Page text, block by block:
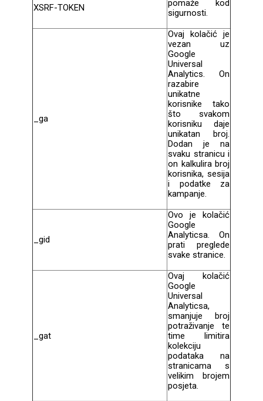
XSRF-TOKEN
pomaže kod
sigurnosti.
_ga
Ovaj kolačić je
vezan uz
Google
Universal
Analytics. On
razabire
unikatne
korisnike tako
što svakom
korisniku daje
unikatan broj.
Dodan je na
svaku stranicu i
on kalkulira broj
korisnika, sesija
i podatke za
kampanje.
_gid
Ovo je kolačić
Google
Analyticsa. On
prati preglede
svake stranice.
_gat
Ovaj kolačić
Google
Universal
Analyticsa,
smanjuje broj
potraživanje te
time limitira
kolekciju
podataka na
stranicama s
velikim brojem
posjeta.
Zodiac Halloween
Apstraktni motivi
Dječji motivi
Za nju
Auto - Moto motivi